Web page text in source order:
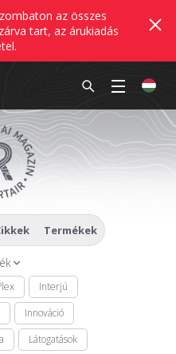
az összes
tart, az árukiadás
Termékek
Interjú
Innováció
Látogatások